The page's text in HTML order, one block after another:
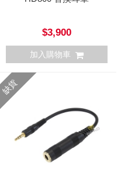
$3,900
加入購物車
缺貨